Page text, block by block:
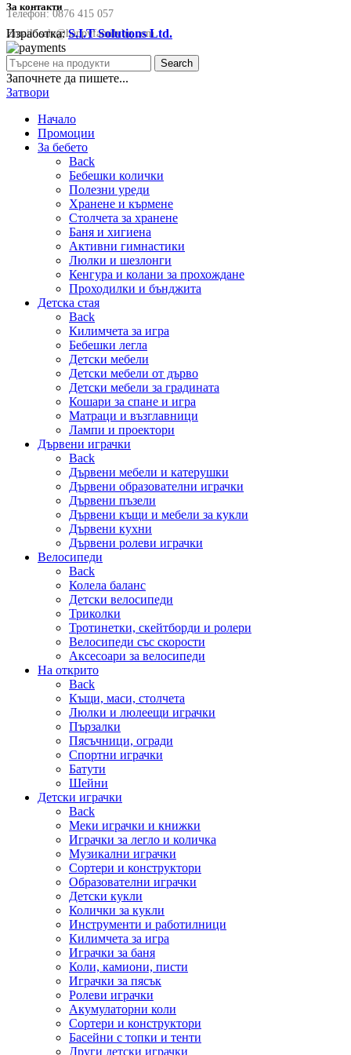
За контакти
Телефон:0876 415 057
Email:sale@happyfamilybg.com
Изработка:S.I.T Solutions Ltd.
Search
Започнете да пишете...
Затвори
Начало
Промоции
За бебето
Back
Бебешки колички
Полезни уреди
Хранене и кърмене
Столчета за хранене
Баня и хигиена
Активни гимнастики
Люлки и шезлонги
Кенгура и колани за прохождане
Проходилки и бънджита
Детска стая
Back
Килимчета за игра
Бебешки легла
Детски мебели
Детски мебели от дърво
Детски мебели за градината
Кошари за спане и игра
Матраци и възглавници
Лампи и проектори
Дървени играчки
Back
Дървени мебели и катерушки
Дървени образователни играчки
Дървени пъзели
Дървени къщи и мебели за кукли
Дървени кухни
Дървени ролеви играчки
Велосипеди
Back
Колела баланс
Детски велосипеди
Триколки
Тротинетки, скейтборди и ролери
Велосипеди със скорости
Аксесоари за велосипеди
На открито
Back
Къщи, маси, столчета
Люлки и люлеещи играчки
Пързалки
Пясъчници, огради
Спортни играчки
Батути
Шейни
Детски играчки
Back
Меки играчки и книжки
Играчки за легло и количка
Музикални играчки
Сортери и конструктори
Образователни играчки
Детски кукли
Колички за кукли
Инструменти и работилници
Килимчета за игра
Играчки за баня
Коли, камиони, писти
Играчки за пясък
Ролеви играчки
Акумулаторни коли
Сортери и конструктори
Басейни с топки и тенти
Други детски играчки